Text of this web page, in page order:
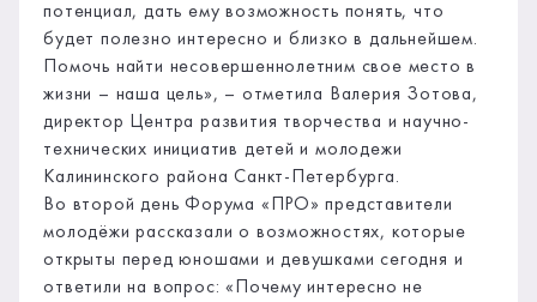
потенциал, дать ему возможность понять, что
будет полезно интересно и близко в дальнейшем.
Помочь найти несовершеннолетним свое место в
жизни – наша цель», – отметила Валерия Зотова,
директор Центра развития творчества и научно-
технических инициатив детей и молодежи
Калининского района Санкт-Петербурга.
Во второй день Форума «ПРО» представители
молодёжи рассказали о возможностях, которые
открыты перед юношами и девушками сегодня и
ответили на вопрос: «Почему интересно не